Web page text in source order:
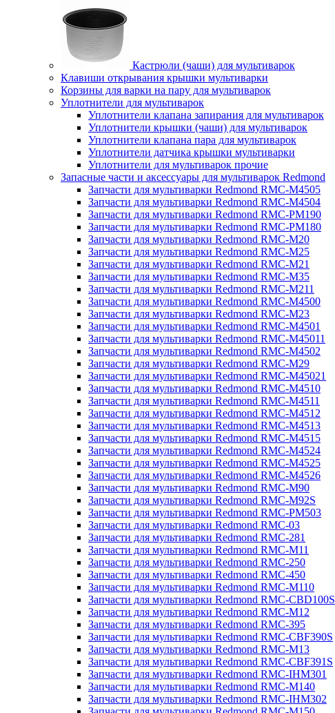
Кастрюли (чаши) для мультиварок
Клавиши открывания крышки мультиварки
Корзины для варки на пару для мультиварок
Уплотнители для мультиварок
Уплотнители клапана запирания для мультиварок
Уплотнители крышки (чаши) для мультиварок
Уплотнители клапана пара для мультиварок
Уплотнители датчика крышки мультиварки
Уплотнители для мультиварок прочие
Запасные части и аксессуары для мультиварок Redmond
Запчасти для мультиварки Redmond RMC-M4505
Запчасти для мультиварки Redmond RMC-M4504
Запчасти для мультиварки Redmond RMC-PM190
Запчасти для мультиварки Redmond RMC-PM180
Запчасти для мультиварки Redmond RMC-M20
Запчасти для мультиварки Redmond RMC-M25
Запчасти для мультиварки Redmond RMC-M21
Запчасти для мультиварки Redmond RMC-M35
Запчасти для мультиварки Redmond RMC-M211
Запчасти для мультиварки Redmond RMC-M4500
Запчасти для мультиварки Redmond RMC-M23
Запчасти для мультиварки Redmond RMC-M4501
Запчасти для мультиварки Redmond RMC-M45011
Запчасти для мультиварки Redmond RMC-M4502
Запчасти для мультиварки Redmond RMC-M29
Запчасти для мультиварки Redmond RMC-M45021
Запчасти для мультиварки Redmond RMC-M4510
Запчасти для мультиварки Redmond RMC-M4511
Запчасти для мультиварки Redmond RMC-M4512
Запчасти для мультиварки Redmond RMC-M4513
Запчасти для мультиварки Redmond RMC-M4515
Запчасти для мультиварки Redmond RMC-M4524
Запчасти для мультиварки Redmond RMC-M4525
Запчасти для мультиварки Redmond RMC-M4526
Запчасти для мультиварки Redmond RMC-M90
Запчасти для мультиварки Redmond RMC-M92S
Запчасти для мультиварки Redmond RMC-PM503
Запчасти для мультиварки Redmond RMC-03
Запчасти для мультиварки Redmond RMC-281
Запчасти для мультиварки Redmond RMC-M11
Запчасти для мультиварки Redmond RMC-250
Запчасти для мультиварки Redmond RMC-450
Запчасти для мультиварки Redmond RMC-M110
Запчасти для мультиварки Redmond RMC-CBD100S
Запчасти для мультиварки Redmond RMC-M12
Запчасти для мультиварки Redmond RMC-395
Запчасти для мультиварки Redmond RMC-CBF390S
Запчасти для мультиварки Redmond RMC-M13
Запчасти для мультиварки Redmond RMC-CBF391S
Запчасти для мультиварки Redmond RMC-IHM301
Запчасти для мультиварки Redmond RMC-M140
Запчасти для мультиварки Redmond RMC-IHM302